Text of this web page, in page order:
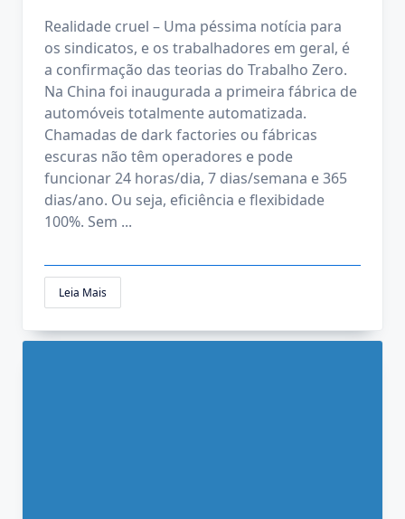
Realidade cruel – Uma péssima notícia para
os sindicatos, e os trabalhadores em geral, é
a confirmação das teorias do Trabalho Zero.
Na China foi inaugurada a primeira fábrica de
automóveis totalmente automatizada.
Chamadas de dark factories ou fábricas
escuras não têm operadores e pode
funcionar 24 horas/dia, 7 dias/semana e 365
dias/ano. Ou seja, eficiência e flexibidade
100%. Sem ...
Leia Mais